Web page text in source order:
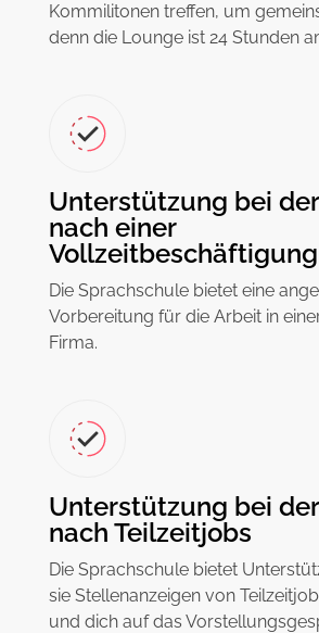
Kommilitonen treffen, um
denn die Lounge ist 24 Stunden
Unterstützung bei
nach einer
Vollzeitbeschäftigung
Die Sprachschule bietet eine
Vorbereitung für die Arbeit in
Firma.
Unterstützung bei
nach Teilzeitjobs
Die Sprachschule bietet
sie Stellenanzeigen von
und dich auf das